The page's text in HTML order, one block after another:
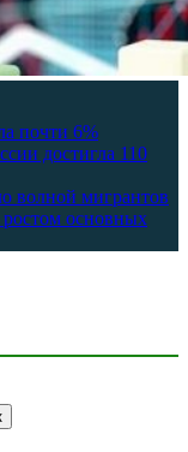
почти 6%
достигла 110
волной мигрантов
основных